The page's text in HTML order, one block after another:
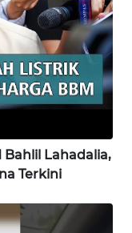
Lahadalia,
Terkini